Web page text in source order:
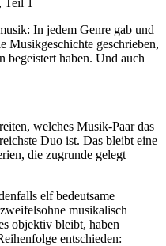
In jedem Genre gab und
Musikgeschichte geschrieben,
begeistert haben. Und auch
welches Musik-Paar das
Duo ist. Das bleibt eine
die zugrunde gelegt
elf bedeutsame
musikalisch
objektiv bleibt, haben
entschieden: